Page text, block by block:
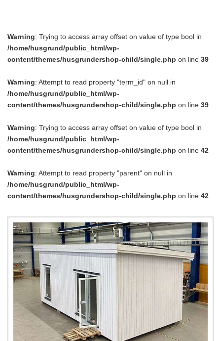
Warning: Trying to access array offset on value of type bool in
/home/husgrund/public_html/wp-
content/themes/husgrundershop-child/single.php on line 39
Warning: Attempt to read property "term_id" on null in
/home/husgrund/public_html/wp-
content/themes/husgrundershop-child/single.php on line 39
Warning: Trying to access array offset on value of type bool in
/home/husgrund/public_html/wp-
content/themes/husgrundershop-child/single.php on line 42
Warning: Attempt to read property "parent" on null in
/home/husgrund/public_html/wp-
content/themes/husgrundershop-child/single.php on line 42